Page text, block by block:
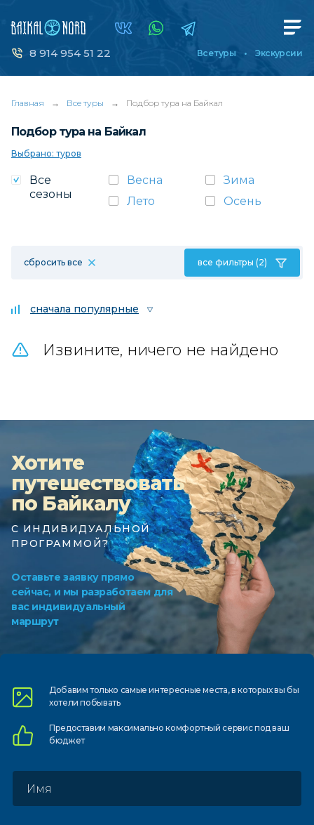
8 914 954 51 22 Все туры Экскурсии
Главная → Все туры → Подбор тура на Байкал
Подбор тура на Байкал
Выбрано: туров
Все
сезоны
Весна
Зима
Лето
Осень
сбросить все все фильтры (2)
сначала популярные
Извините, ничего не найдено
Хотите
путешествовать
по Байкалу
С ИНДИВИДУАЛЬНОЙ
ПРОГРАММОЙ?
Оставьте заявку прямо
сейчас, и мы разработаем для
вас индивидуальный
маршрут
Добавим только самыеинтересные места, в которыхвы бы
хотели побывать
Предоставим максимально комфортныйсервис под ваш
бюджет